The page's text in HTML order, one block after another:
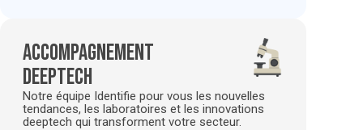
Accompagnement
deeptech
Notre équipe Identifie pour vous les nouvelles
tendances, les laboratoires et les innovations
deeptech qui transforment votre secteur.